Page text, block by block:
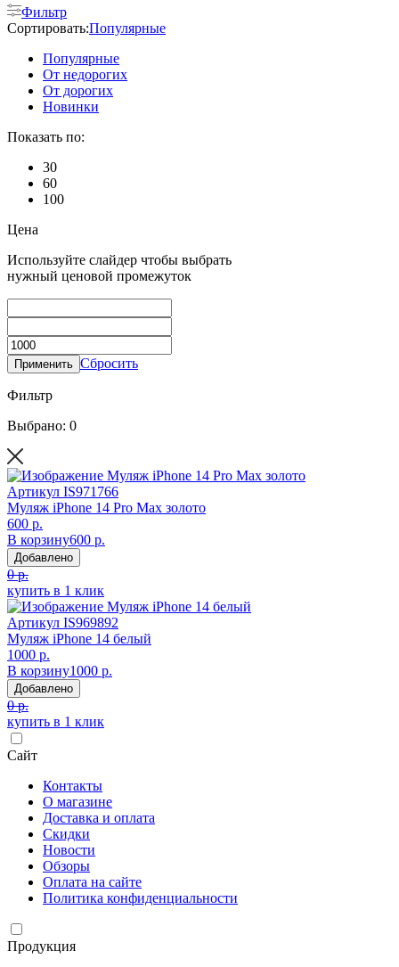
Фильтр
Сортировать:Популярные
Популярные
От недорогих
От дорогих
Новинки
Показать по:
30
60
100
Цена
Используйте слайдер чтобы выбрать
нужный ценовой промежуток
Применить Сбросить
Фильтр
Выбрано: 0
Артикул IS971766
Муляж iPhone 14 Pro Max золото
600 р.
В корзину600 р.
Добавлено
0 р.
купить в 1 клик
Артикул IS969892
Муляж iPhone 14 белый
1000 р.
В корзину1000 р.
Добавлено
0 р.
купить в 1 клик
Сайт
Контакты
О магазине
Доставка и оплата
Скидки
Новости
Обзоры
Оплата на сайте
Политика конфиденциальности
Продукция